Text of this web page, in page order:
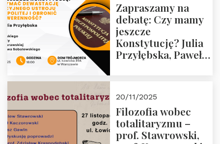
Zapraszamy na
debatę: Czy mamy
jeszcze
Konstytucję? Julia
Przyłębska, Paweł
Przemysław
Sobolewski – 4
grudnia 2025 r.
godz. 18:00.
20/11/2025
Filozofia wobec
totalitaryzmu –
prof. Stawrowski,